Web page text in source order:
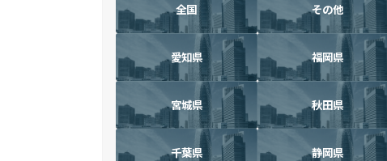
全国 その他
愛知県 福岡県
宮城県 秋田県
千葉県 静岡県